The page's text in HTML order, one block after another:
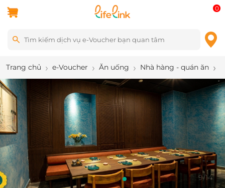
0
Trang chủ e-Voucher Ăn uống Nhà hàng - quán ăn
9/14